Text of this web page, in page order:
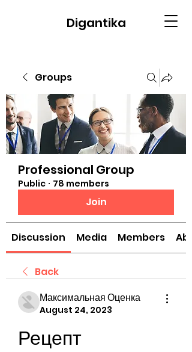
Digantika
Groups
Professional Group
Public · 78 members
Join
Discussion Media Members
Back
Максимальная Оценка
August 24, 2023
Рецепт